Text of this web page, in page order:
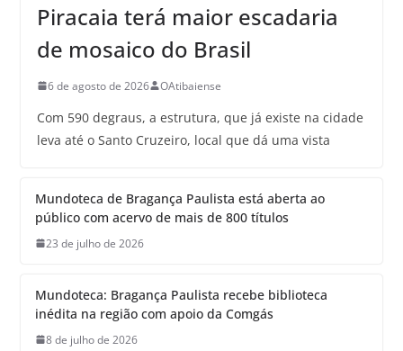
Piracaia terá maior escadaria
de mosaico do Brasil
6 de agosto de 2026 OAtibaiense
Com 590 degraus, a estrutura, que já existe na cidade
leva até o Santo Cruzeiro, local que dá uma vista
Mundoteca de Bragança Paulista está aberta ao
público com acervo de mais de 800 títulos
23 de julho de 2026
Mundoteca: Bragança Paulista recebe biblioteca
inédita na região com apoio da Comgás
8 de julho de 2026